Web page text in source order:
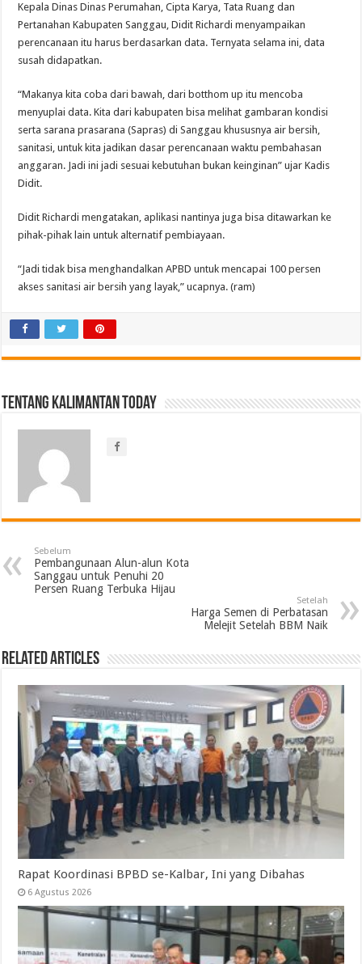
Kepala Dinas Dinas Perumahan, Cipta Karya, Tata Ruang dan
Pertanahan Kabupaten Sanggau, Didit Richardi menyampaikan
perencanaan itu harus berdasarkan data. Ternyata selama ini, data
susah didapatkan.
“Makanya kita coba dari bawah, dari botthom up itu mencoba
menyuplai data. Kita dari kabupaten bisa melihat gambaran kondisi
serta sarana prasarana (Sapras) di Sanggau khususnya air bersih,
sanitasi, untuk kita jadikan dasar perencanaan waktu pembahasan
anggaran. Jadi ini jadi sesuai kebutuhan bukan keinginan” ujar Kadis
Didit.
Didit Richardi mengatakan, aplikasi nantinya juga bisa ditawarkan ke
pihak-pihak lain untuk alternatif pembiayaan.
“Jadi tidak bisa menghandalkan APBD untuk mencapai 100 persen
akses sanitasi air bersih yang layak,” ucapnya. (ram)
Tentang Kalimantan Today
Sebelum
Pembangunaan Alun-alun Kota
Sanggau untuk Penuhi 20
Persen Ruang Terbuka Hijau
Setelah
Harga Semen di Perbatasan
Melejit Setelah BBM Naik
Related Articles
Rapat Koordinasi BPBD se-Kalbar, Ini yang Dibahas
6 Agustus 2026